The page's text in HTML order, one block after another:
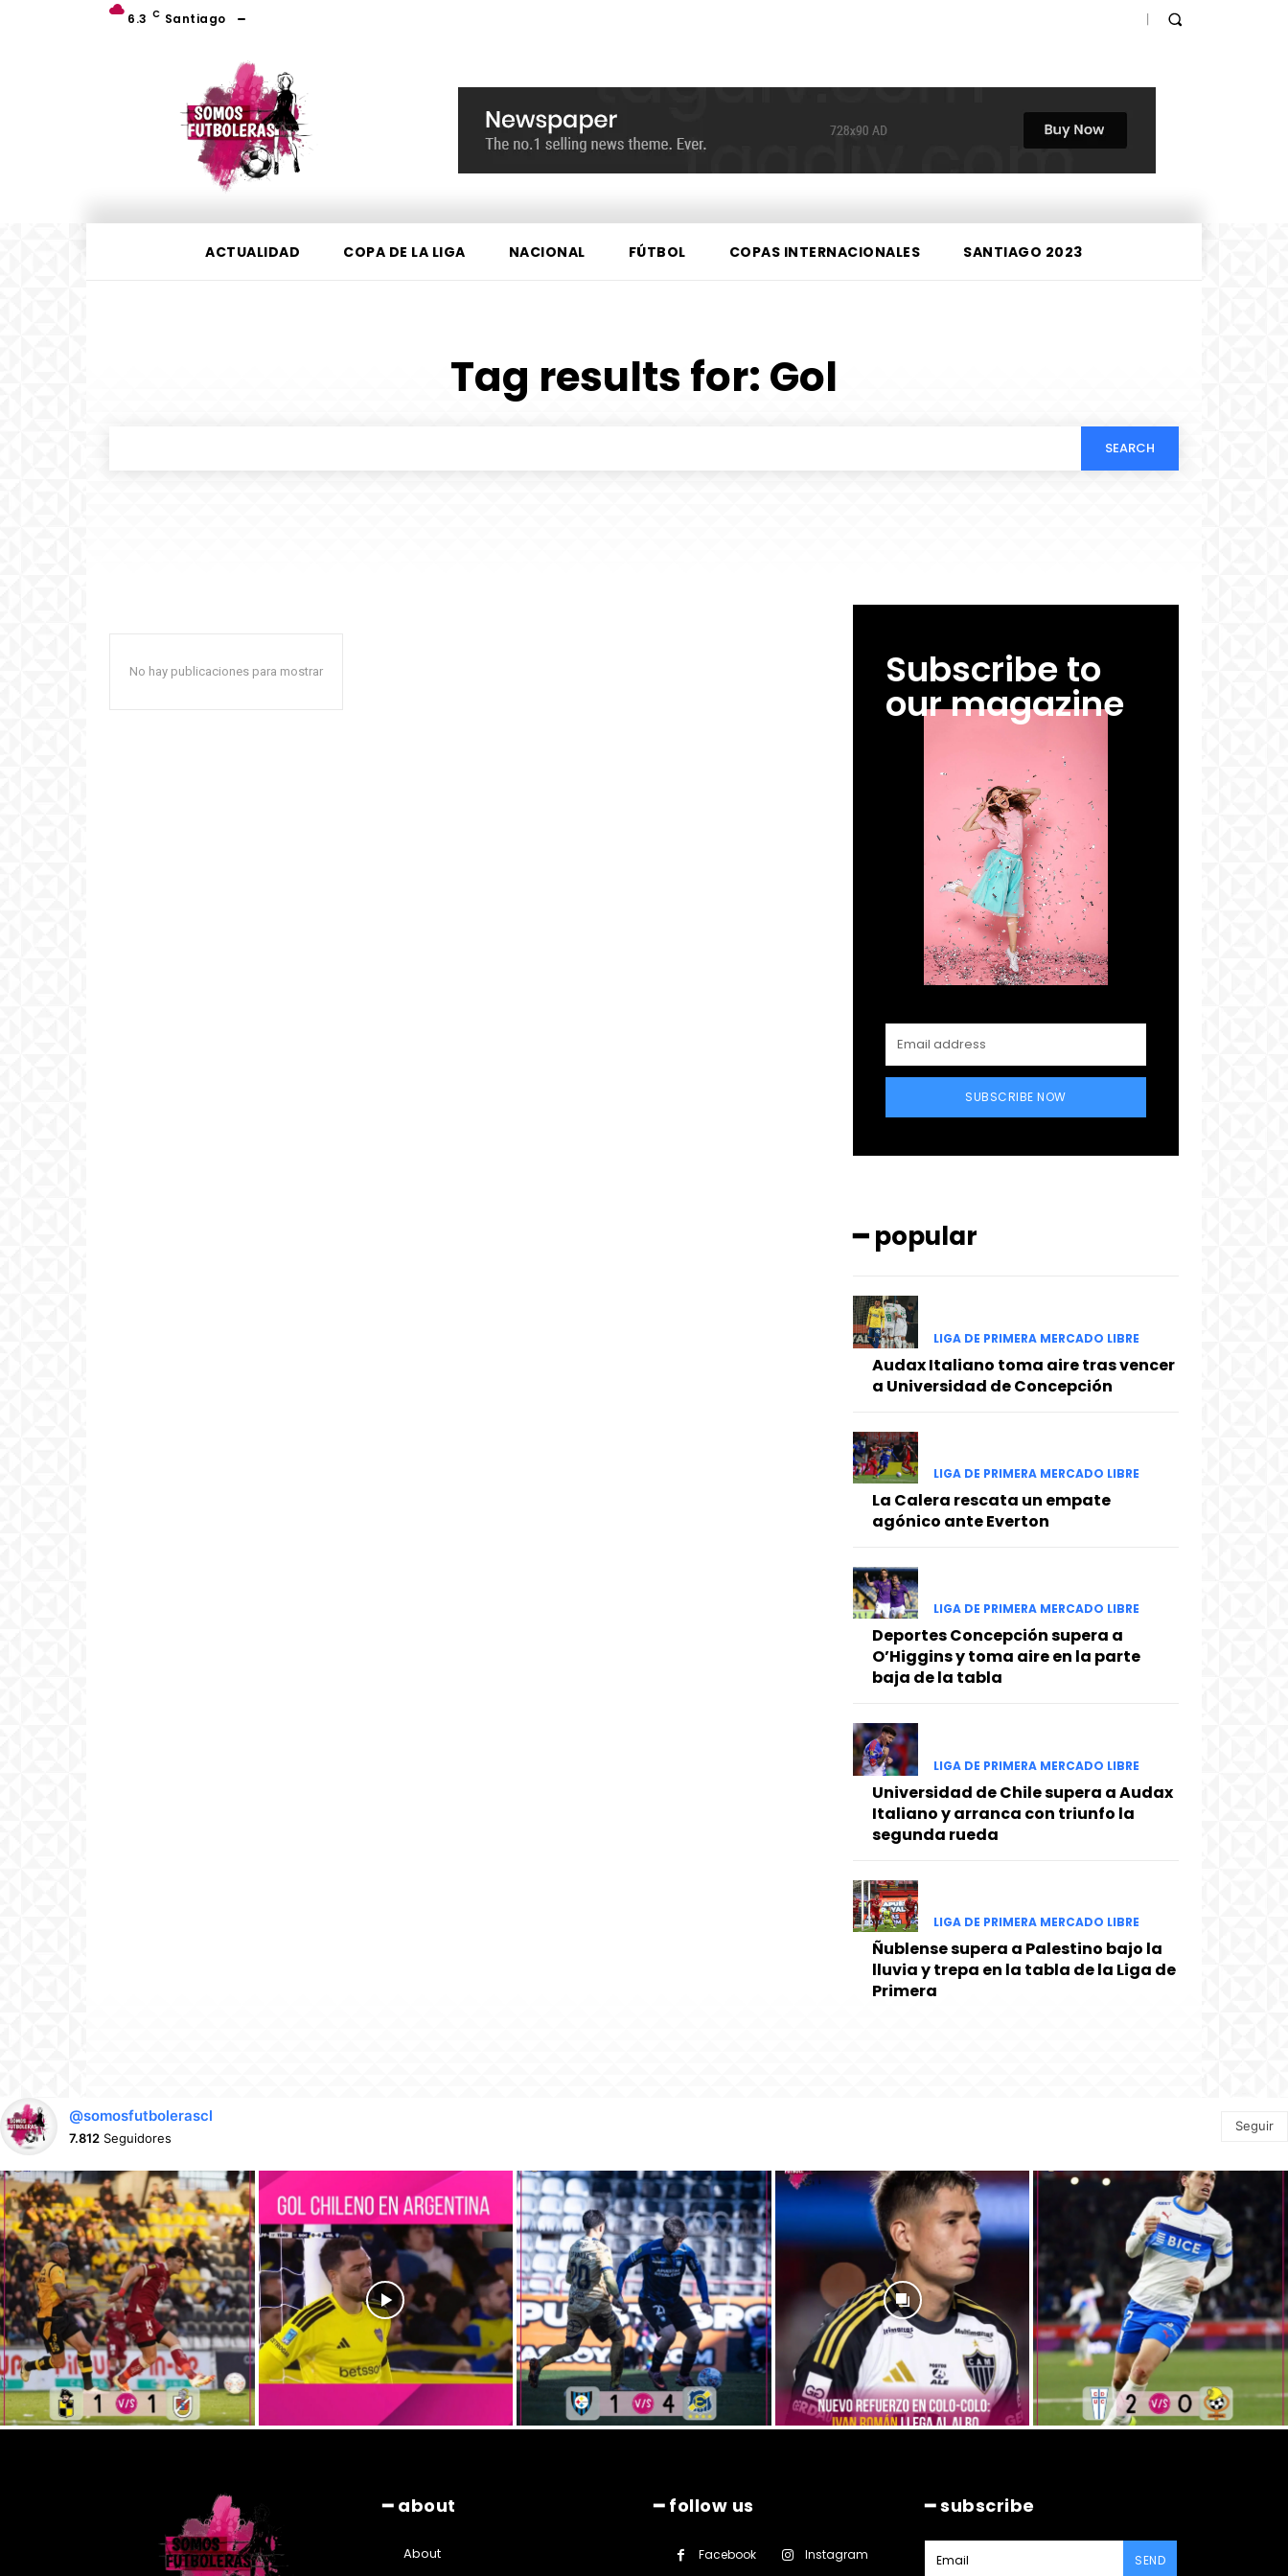
6.3 C Santiago
ACTUALIDAD COPA DE LA LIGA NACIONAL FÚTBOL COPAS INTERNACIONALES SANTIAGO 2023
Tag results for: Gol
SEARCH
No hay publicaciones para mostrar Subscribe to
our magazine
SUBSCRIBE NOW
━ popular
LIGA DE PRIMERA MERCADO LIBRE
Audax Italiano toma aire tras vencer
a Universidad de Concepción
LIGA DE PRIMERA MERCADO LIBRE
La Calera rescata un empate
agónico ante Everton
LIGA DE PRIMERA MERCADO LIBRE
Deportes Concepción supera a
O’Higgins y toma aire en la parte
baja de la tabla
LIGA DE PRIMERA MERCADO LIBRE
Universidad de Chile supera a Audax
Italiano y arranca con triunfo la
segunda rueda
LIGA DE PRIMERA MERCADO LIBRE
Ñublense supera a Palestino bajo la
lluvia y trepa en la tabla de la Liga de
Primera
@somosfutbolerascl
7.812 Seguidores
Seguir
━ about
About
━ follow us
Facebook Instagram
━ subscribe
SEND